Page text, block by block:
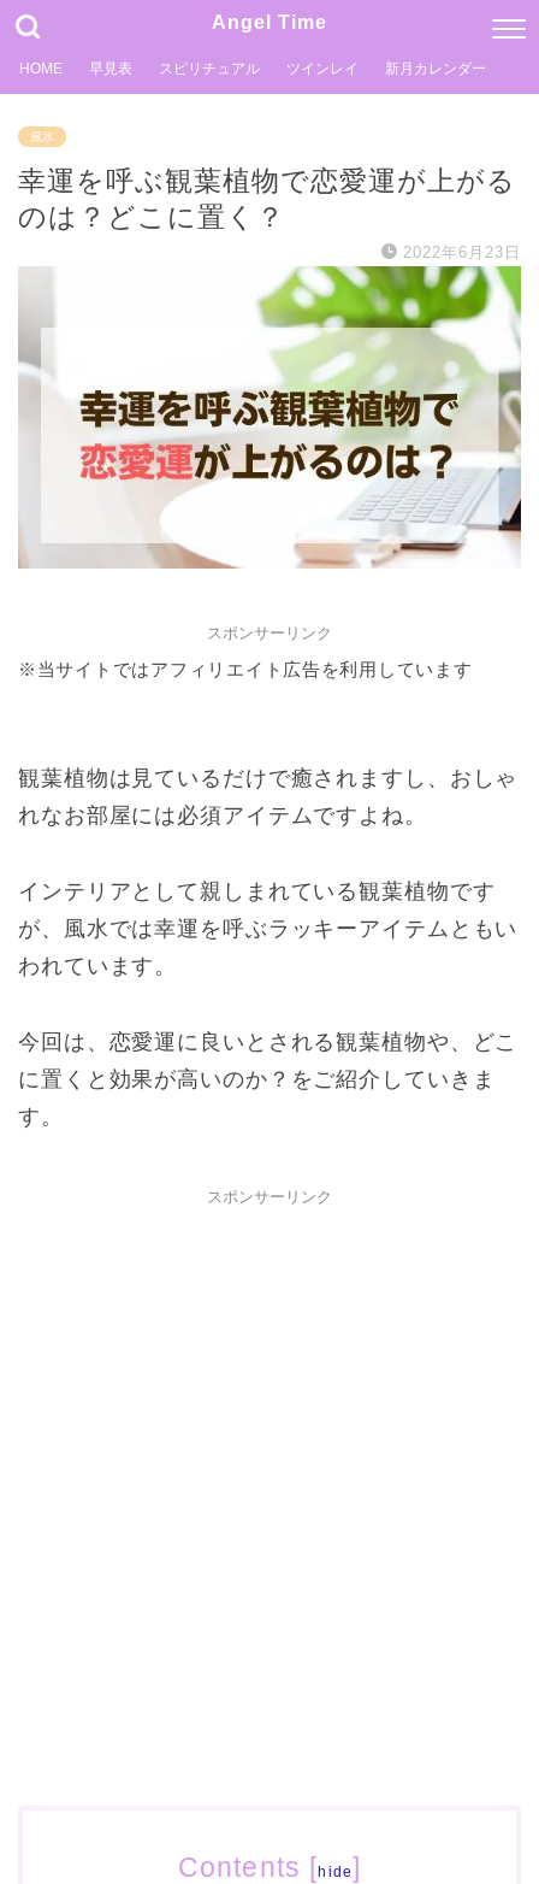
Angel Time
HOME 早見表 スピリチュアル ツインレイ 新月カレンダー
風水
幸運を呼ぶ観葉植物で恋愛運が上がる
のは？どこに置く？
2022年6月23日
スポンサーリンク
※当サイトではアフィリエイト広告を利用しています
観葉植物は見ているだけで癒されますし、おしゃ
れなお部屋には必須アイテムですよね。
インテリアとして親しまれている観葉植物です
が、風水では幸運を呼ぶラッキーアイテムともい
われています。
今回は、恋愛運に良いとされる観葉植物や、どこ
に置くと効果が高いのか？をご紹介していきま
す。
スポンサーリンク
Contents [hide]